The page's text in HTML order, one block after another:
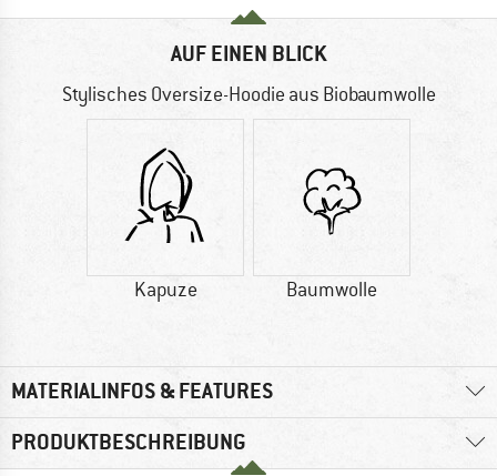
AUF EINEN BLICK
Stylisches Oversize-Hoodie aus Biobaumwolle
Kapuze Baumwolle
MATERIALINFOS & FEATURES
PRODUKTBESCHREIBUNG